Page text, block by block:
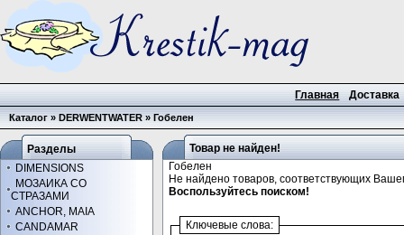
Главная Доставка
Каталог»DERWENTWATER»Гобелен
Товар не найден!
Гобелен
Не найдено товаров, соответствующих
Воспользуйтесь поиском!
Ключевые слова:
Разделы
DIMENSIONS
МОЗАИКА СО
СТРАЗАМИ
ANCHOR, MAIA
CANDAMAR